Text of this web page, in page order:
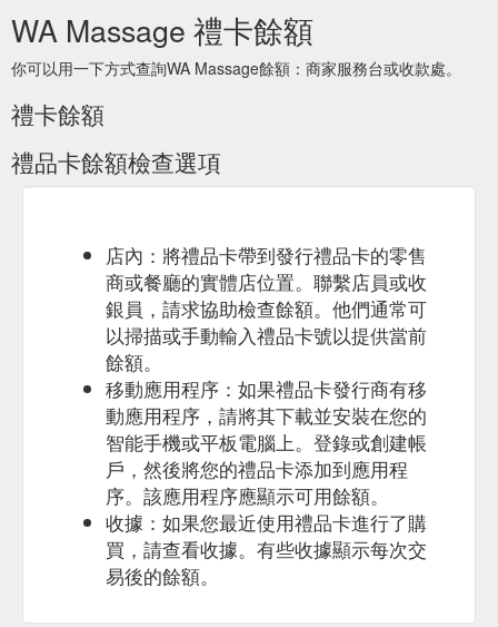
WA Massage 禮卡餘額
你可以用一下方式查詢WA Massage餘額：商家服務台或收款處。
禮卡餘額
禮品卡餘額檢查選項
店內：將禮品卡帶到發行禮品卡的零售
商或餐廳的實體店位置。聯繫店員或收
銀員，請求協助檢查餘額。他們通常可
以掃描或手動輸入禮品卡號以提供當前
餘額。
移動應用程序：如果禮品卡發行商有移
動應用程序，請將其下載並安裝在您的
智能手機或平板電腦上。登錄或創建帳
戶，然後將您的禮品卡添加到應用程
序。該應用程序應顯示可用餘額。
收據：如果您最近使用禮品卡進行了購
買，請查看收據。有些收據顯示每次交
易後的餘額。